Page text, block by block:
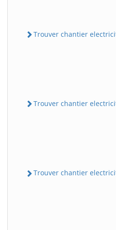
Trouver chantier
Trouver chantier
Trouver chantier